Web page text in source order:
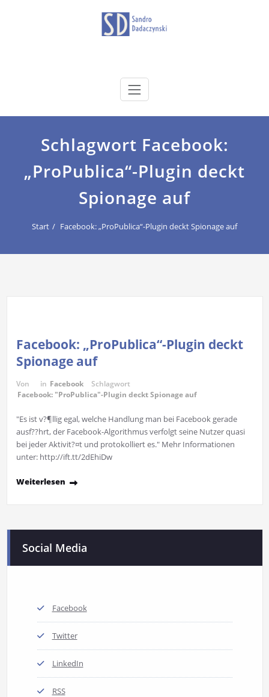
dadaczynski.de
Schlagwort Facebook:
„ProPublica“-Plugin deckt
Spionage auf
Start Facebook: „ProPublica“-Plugin deckt Spionage auf
Facebook: „ProPublica“-Plugin deckt
Spionage auf
Von in Facebook
Schlagwort
Facebook: "ProPublica"-Plugin deckt Spionage auf
"Es ist v?¶llig egal, welche Handlung man bei Facebook gerade
ausf??hrt, der Facebook-Algorithmus verfolgt seine Nutzer quasi
bei jeder Aktivit?¤t und protokolliert es." Mehr Informationen
unter: http://ift.tt/2dEhiDw
Weiterlesen
Social Media
Facebook
Twitter
LinkedIn
RSS